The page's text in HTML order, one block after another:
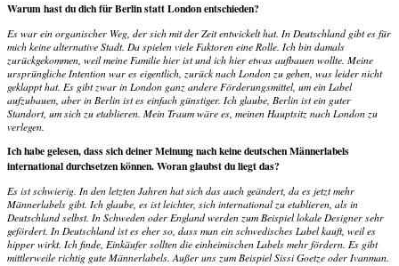
Warum hast du dich für Berlin statt London entschieden?
Es war ein organischer Weg, der sich mit der Zeit entwickelt hat. In Deutschland gibt es für
mich keine alternative Stadt. Da spielen viele Faktoren eine Rolle. Ich bin damals
zurückgekommen, weil meine Familie hier ist und ich hier etwas aufbauen wollte. Meine
ursprüngliche Intention war es eigentlich, zurück nach London zu gehen, was leider nicht
geklappt hat. Es gibt zwar in London ganz andere Förderungsmittel, um ein Label
aufzubauen, aber in Berlin ist es einfach günstiger. Ich glaube, Berlin ist ein guter
Standort, um sich zu etablieren. Mein Traum wäre es, meinen Hauptsitz nach London zu
verlegen.
Ich habe gelesen, dass sich deiner Meinung nach keine deutschen Männerlabels
international durchsetzen können. Woran glaubst du liegt das?
Es ist schwierig. In den letzten Jahren hat sich das auch geändert, da es jetzt mehr
Männerlabels gibt. Ich glaube, es ist leichter, sich international zu etablieren, als in
Deutschland selbst. In Schweden oder England werden zum Beispiel lokale Designer sehr
gefördert. In Deutschland ist es eher so, dass man ein schwedisches Label kauft, weil es
hipper wirkt. Ich finde, Einkäufer sollten die einheimischen Labels mehr fördern. Es gibt
mittlerweile richtig gute Männerlabels. Außer uns zum Beispiel Sissi Goetze oder Ivanman.